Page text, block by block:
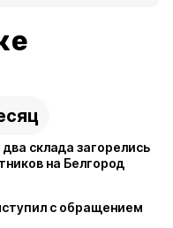
склада загорелись
на Белгород
с обращением